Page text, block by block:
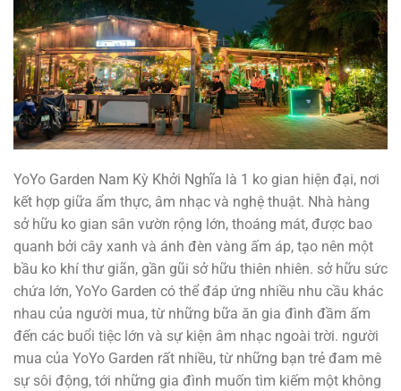
YoYo Garden Nam Kỳ Khởi Nghĩa là 1 ko gian hiện đại, nơi
kết hợp giữa ẩm thực, âm nhạc và nghệ thuật. Nhà hàng
sở hữu ko gian sân vườn rộng lớn, thoáng mát, được bao
quanh bởi cây xanh và ánh đèn vàng ấm áp, tạo nên một
bầu ko khí thư giãn, gần gũi sở hữu thiên nhiên. sở hữu sức
chứa lớn, YoYo Garden có thể đáp ứng nhiều nhu cầu khác
nhau của người mua, từ những bữa ăn gia đình đầm ấm
đến các buổi tiệc lớn và sự kiện âm nhạc ngoài trời. người
mua của YoYo Garden rất nhiều, từ những bạn trẻ đam mê
sự sôi động, tới những gia đình muốn tìm kiếm một không